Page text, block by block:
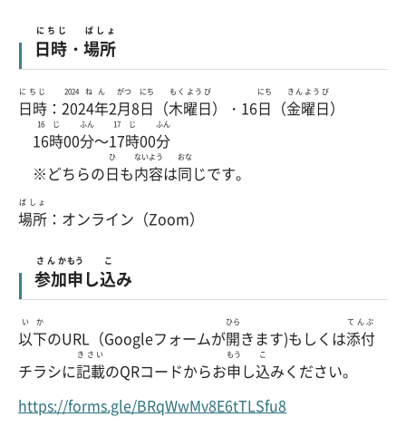
日時
にちじ
・ 場所
ばしょ
日時
にちじ
： 2024年
2024ねん
2月
がつ
8日
にち
（木曜日
もくようび
）・16日
にち
（金曜日
きんようび
）
16時
16じ
00分
ふん
～17時
17じ
00分
ふん
※どちらの日
ひ
も内容
ないよう
は同
おな
じです。
場所
ばしょ
：オンライン（Zoom）
参加
さんか
申
もう
し込
こ
み
以下
いか
のURL（Googleフォームが開
ひら
きます)もしくは添付
てんぷ
チラシに記載
きさい
のQRコードからお申
もう
し込
こ
みください。
https://forms.gle/BRqWwMv8E6tTLSfu8